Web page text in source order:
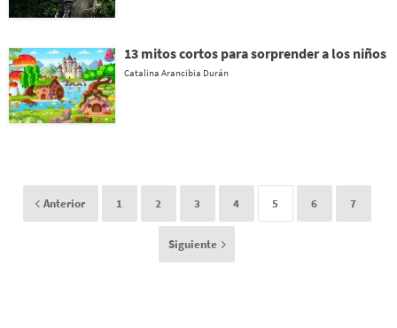
13 mitos cortos para sorprender a los niños
Catalina Arancibia Durán
Anterior 1 2 3 4 5 6 7
Siguiente